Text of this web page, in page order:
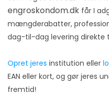
engroskondom.dk får I
mængderabatter,
dag-til-dag levering direkte
Opret jeres institution eller
EAN eller kort, og gør jeres
fremtid!